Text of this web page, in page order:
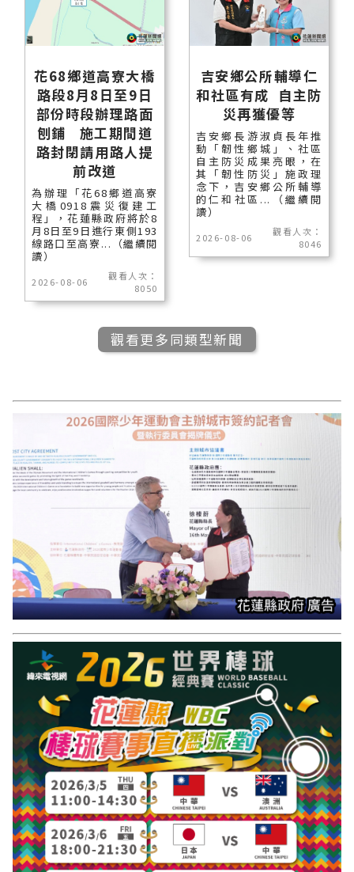
花68鄉道高寮大橋
路段8月8日至9日
部份時段辦理路面
刨鋪 施工期間道
路封閉請用路人提
前改道
為辦理「花68鄉道高寮
大橋0918震災復建工
程」，花蓮縣政府將於8
月8日至9日進行東側193
線路口至高寮...（繼續閱
讀）
2026-08-06
觀看人次：
8050
吉安鄉公所輔導仁
和社區有成 自主防
災再獲優等
吉安鄉長游淑貞長年推
動「韌性鄉城」、社區
自主防災成果亮眼，在
其「韌性防災」施政理
念下，吉安鄉公所輔導
的仁和社區...（繼續閱
讀）
2026-08-06
觀看人次：
8046
觀看更多同類型新聞